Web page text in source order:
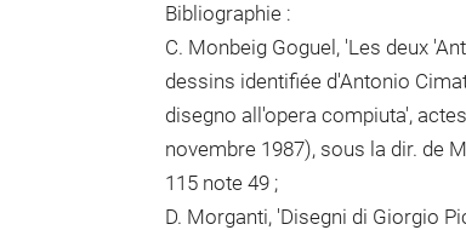
Bibliographie :
C. Monbeig Goguel, 'Les deux
dessins identifiée d'Antonio
disegno all'opera compiuta',
novembre 1987), sous la dir. de
115 note 49 ;
D. Morganti, 'Disegni di Giorgio